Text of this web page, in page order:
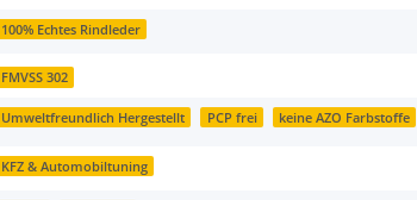
100% Echtes Rindleder
FMVSS 302
Umweltfreundlich Hergestellt PCP frei keine AZO Farbstoffe
KFZ & Automobiltuning